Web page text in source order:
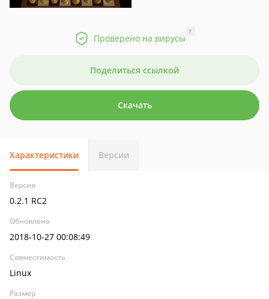
Проверено на вирусы
?
Поделиться ссылкой
Скачать
Характеристики Версии
Версия
0.2.1 RC2
Обновлено
2018-10-27 00:08:49
Совместимость
Linux
Размер